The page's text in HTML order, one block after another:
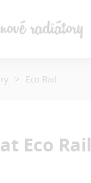
Eco Rail
Eco Rail